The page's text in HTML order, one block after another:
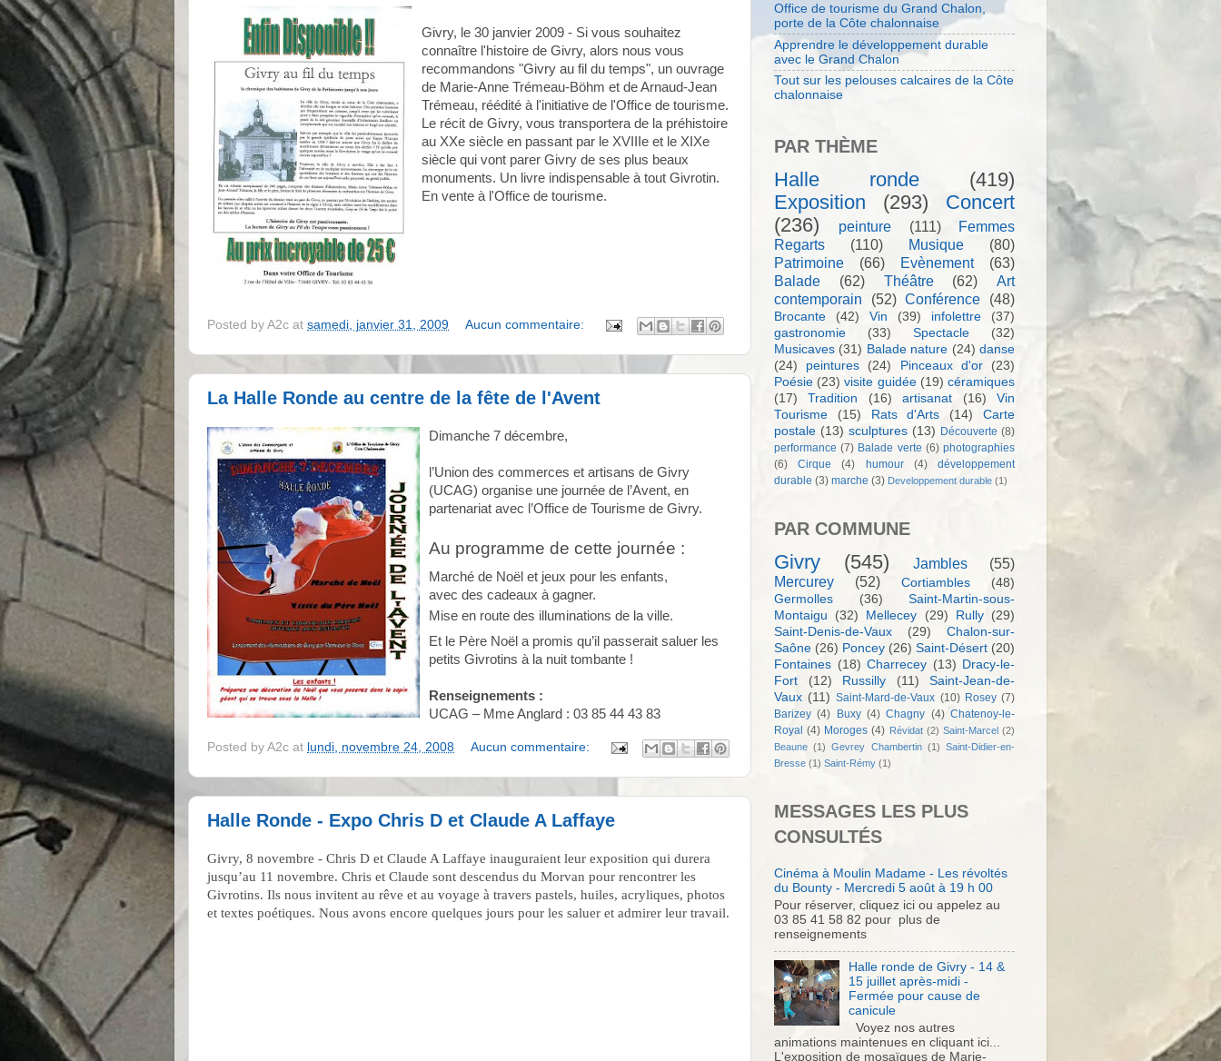
Givry, le 30 janvier 2009 - Si vous souhaitez
connaître l'histoire de Givry, alors nous vous
recommandons "Givry au fil du temps", un ouvrage
de Marie-Anne Trémeau-Böhm et de Arnaud-Jean
Trémeau, réédité à l'initiative de l'Office de tourisme.
Le récit de Givry, vous transportera de la préhistoire
au XXe siècle en passant par le XVIIIe et le XIXe
siècle qui vont parer Givry de ses plus beaux
monuments. Un livre indispensable à tout Givrotin.
En vente à l'Office de tourisme.
Posted by A2c at samedi, janvier 31, 2009 Aucun commentaire:
La Halle Ronde au centre de la fête de l'Avent
Dimanche 7 décembre,
l’Union des commerces et artisans de Givry
(UCAG) organise une journée de l’Avent, en
partenariat avec l’Office de Tourisme de Givry.
Au programme de cette journée :
Marché de Noël et jeux pour les enfants,
avec des cadeaux à gagner.
Mise en route des illuminations de la ville.
Et le Père Noël a promis qu’il passerait saluer les
petits Givrotins à la nuit tombante !
Renseignements :
UCAG – Mme Anglard : 03 85 44 43 83
Posted by A2c at lundi, novembre 24, 2008 Aucun commentaire:
Halle Ronde - Expo Chris D et Claude A Laffaye
Givry, 8 novembre - Chris D et Claude A Laffaye inauguraient leur exposition qui durera
jusqu’au 11 novembre. Chris et Claude sont descendus du Morvan pour rencontrer les
Givrotins. Ils nous invitent au rêve et au voyage à travers pastels, huiles, acryliques, photos
et textes poétiques. Nous avons encore quelques jours pour les saluer et admirer leur travail.
Office de tourisme du Grand Chalon,
porte de la Côte chalonnaise
Apprendre le développement durable
avec le Grand Chalon
Tout sur les pelouses calcaires de la Côte
chalonnaise
PAR THÈME
Halle ronde
(419)
Exposition
(293)
Concert
(236)
peinture (111)
Femmes
Regarts
(110) Musique
(80)
Patrimoine
(66) Evènement
(63)
Balade
(62) Théâtre (62)
Art
contemporain
(52) Conférence (48)
Brocante (42) Vin (39) infolettre
(37)
gastronomie
(33) Spectacle
(32)
Musicaves (31) Balade nature (24) danse
(24)
peintures (24) Pinceaux d'or
(23)
Poésie (23) visite guidée (19) céramiques
(17)
Tradition (16) artisanat (16)
Vin
Tourisme
(15) Rats d'Arts (14)
Carte
postale (13) sculptures (13) Découverte (8)
performance (7) Balade verte (6) photographies
(6)
Cirque (4) humour (4)
développement
durable (3) marche (3) Developpement durable (1)
PAR COMMUNE
Givry (545) Jambles
(55)
Mercurey
(52) Cortiambles
(48)
Germolles
(36)
Saint-Martin-sous-
Montaigu
(32) Mellecey (29) Rully
(29)
Saint-Denis-de-Vaux
(29)
Chalon-sur-
Saône (26) Poncey (26) Saint-Désert (20)
Fontaines (18) Charrecey (13) Dracy-le-
Fort
(12) Russilly (11)
Saint-Jean-de-
Vaux (11) Saint-Mard-de-Vaux (10) Rosey (7)
Barizey (4) Buxy (4) Chagny (4) Chatenoy-le-
Royal (4) Moroges (4) Révidat (2) Saint-Marcel (2)
Beaune (1) Gevrey Chambertin (1) Saint-Didier-en-
Bresse (1) Saint-Rémy (1)
MESSAGES LES PLUS
CONSULTÉS
Cinéma à Moulin Madame - Les révoltés
du Bounty - Mercredi 5 août à 19 h 00
Pour réserver, cliquez ici ou appelez au
03 85 41 58 82 pour plus de
renseignements
Halle ronde de Givry - 14 &
15 juillet après-midi -
Fermée pour cause de
canicule
Voyez nos autres
animations maintenues en cliquant ici...
L'exposition de mosaïques de Marie-